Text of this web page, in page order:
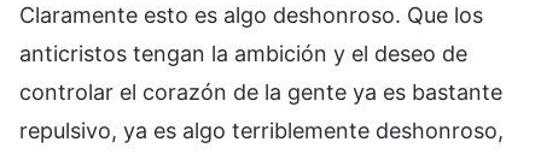
Claramente esto es algo deshonroso. Que los
anticristos tengan la ambición y el deseo de
controlar el corazón de la gente ya es bastante
repulsivo, ya es algo terriblemente deshonroso,